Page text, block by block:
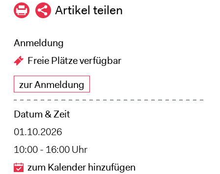
Artikel teilen
Anmeldung
Freie Plätze verfügbar
zur Anmeldung
Datum & Zeit
01.10.2026
10:00 - 16:00 Uhr
zum Kalender hinzufügen